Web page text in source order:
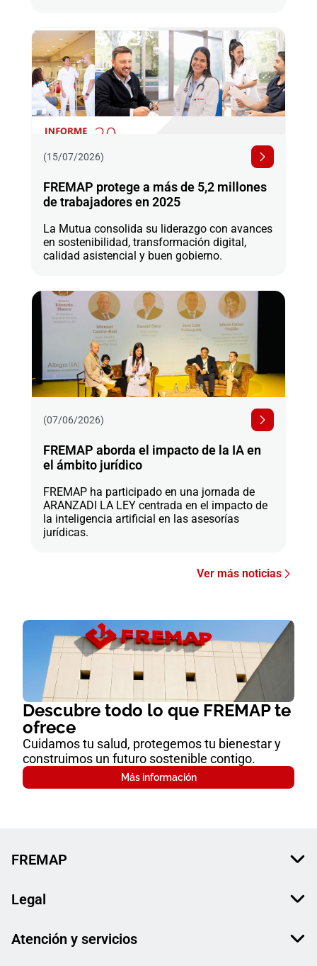
(15/07/2026)
FREMAP protege a más de 5,2 millones
de trabajadores en 2025
La Mutua consolida su liderazgo con avances
en sostenibilidad, transformación digital,
calidad asistencial y buen gobierno.
(07/06/2026)
FREMAP aborda el impacto de la IA en
el ámbito jurídico
FREMAP ha participado en una jornada de
ARANZADI LA LEY centrada en el impacto de
la inteligencia artificial en las asesorías
jurídicas.
Ver más noticias
Descubre todo lo que FREMAP te
ofrece
Cuidamos tu salud, protegemos tu bienestar y
construimos un futuro sostenible contigo.
Más información
FREMAP
Legal
Atención y servicios